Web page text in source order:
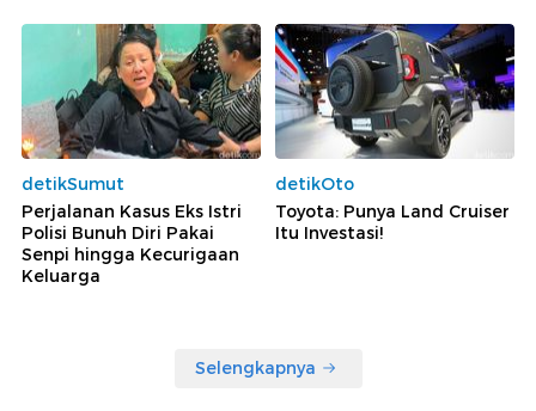
detikSumut
Perjalanan Kasus Eks Istri
Polisi Bunuh Diri Pakai
Senpi hingga Kecurigaan
Keluarga
detikOto
Toyota: Punya Land Cruiser
Itu Investasi!
Selengkapnya